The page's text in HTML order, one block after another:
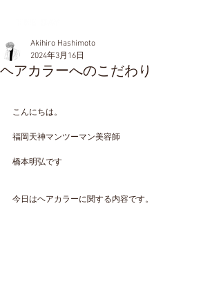
ヘアカラーへのこだわり
Akihiro Hashimoto
2024年3月16日
こんにちは。
福岡天神マンツーマン美容師
橋本明弘です
今日はヘアカラーに関する内容です。